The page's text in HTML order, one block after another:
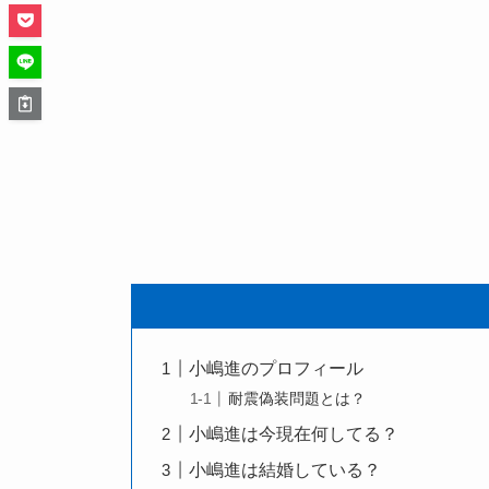
小嶋進のプロフィール
耐震偽装問題とは？
小嶋進は今現在何してる？
小嶋進は結婚している？